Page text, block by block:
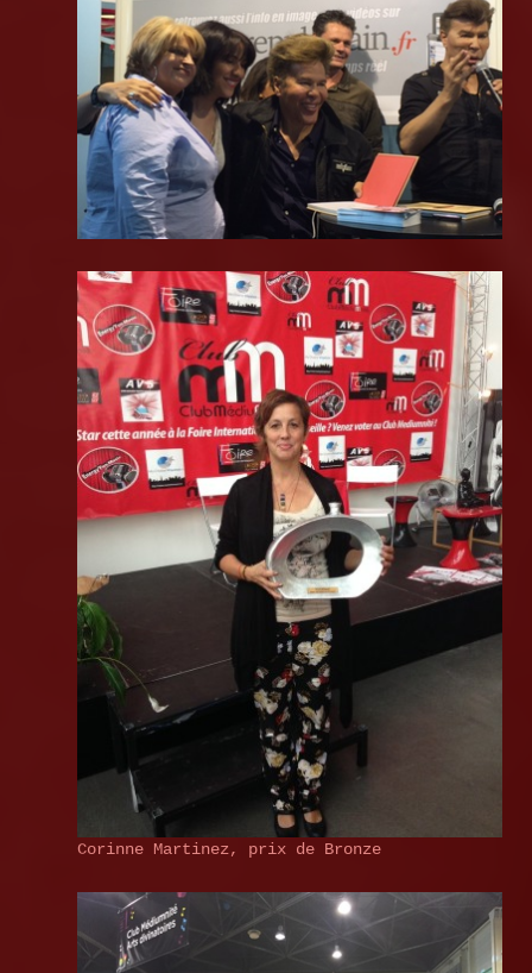
Corinne Martinez, prix de Bronze